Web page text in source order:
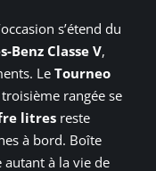
s’étend du
Benz Classe V,
Le Tourneo
rangée se
litres reste
à bord. Boîte
autant à la vie de